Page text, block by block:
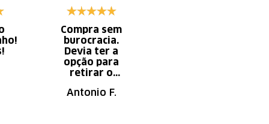
Compra sem
burocracia.
Devia ter a
opção para
retirar o
autorizada da
Antonio F.